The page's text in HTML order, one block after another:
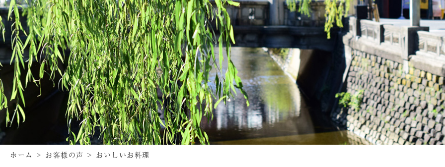
ホーム > お客様の声 > おいしいお料理